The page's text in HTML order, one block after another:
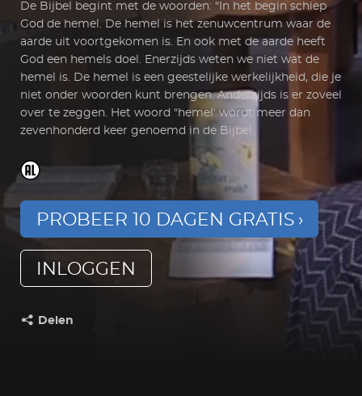
De Bijbel begint met de woorden: "In het begin schiep
God de hemel. De hemel is het zenuwcentrum waar de
aarde uit voortgekomen is. En ook met de aarde heeft
God een hemels doel. Enerzijds weten we niet wat de
hemel is. De hemel is een geestelijke werkelijkheid, die je
niet onder woorden kunt brengen. Anderzijds is er zoveel
over te zeggen. Het woord "hemel' wordt meer dan
zevenhonderd keer genoemd in de Bijbel.
PROBEER 10 DAGEN GRATIS
INLOGGEN
Delen